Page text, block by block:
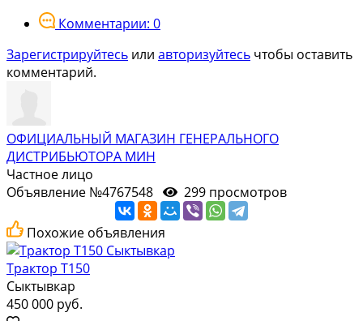
Комментарии: 0
Зарегистрируйтесь или авторизуйтесь чтобы оставить
комментарий.
ОФИЦИАЛЬНЫЙ МАГАЗИН ГЕНЕРАЛЬНОГО
ДИСТРИБЬЮТОРА МИН
Частное лицо
Объявление №4767548
299 просмотров
Похожие объявления
Трактор Т150
Сыктывкар
450 000 руб.